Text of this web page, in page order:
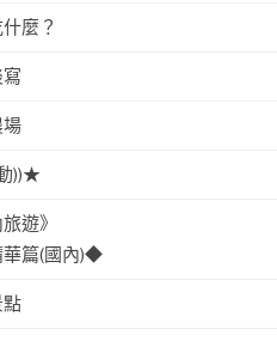
麼？
場
))★
遊》
華篇(國內)◆
點